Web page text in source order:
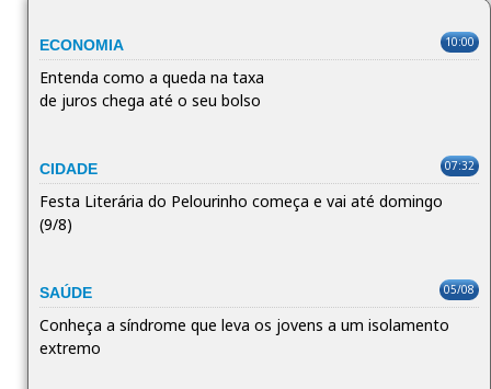
ECONOMIA 10:00
Entenda como a queda na taxa
de juros chega até o seu bolso
CIDADE 07:32
Festa Literária do Pelourinho começa e vai até domingo
(9/8)
SAÚDE 05/08
Conheça a síndrome que leva os jovens a um isolamento
extremo